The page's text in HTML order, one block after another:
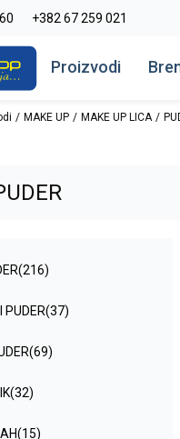
+382 67 259 021
30% Pogledaj više
Proizvodi
MAKE UP MAKE UP LICA
(216)
PUDER(37)
(69)
(32)
(15)